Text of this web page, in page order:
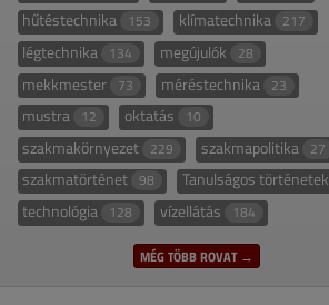
hűtéstechnika 153 klímatechnika 217
légtechnika 134 megújulók 28
mekkmester 73 méréstechnika 23
mustra 12 oktatás 10
szakmakörnyezet 229 szakmapolitika 27
szakmatörténet 98 Tanulságos történetek
technológia 128 vízellátás 184
MÉG TÖBB ROVAT →